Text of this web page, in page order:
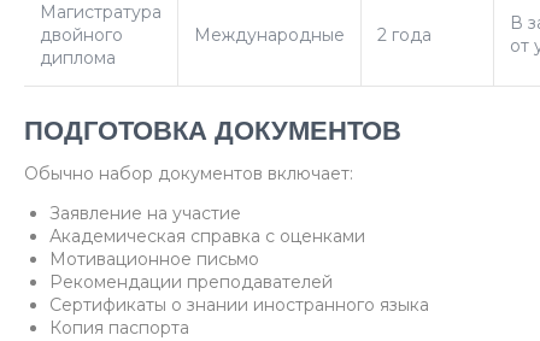
Магистратура
двойного
диплома
Международные 2 года
В
от
ПОДГОТОВКА ДОКУМЕНТОВ
Обычно набор документов включает:
Заявление на участие
Академическая справка с оценками
Мотивационное письмо
Рекомендации преподавателей
Сертификаты о знании иностранного языка
Копия паспорта